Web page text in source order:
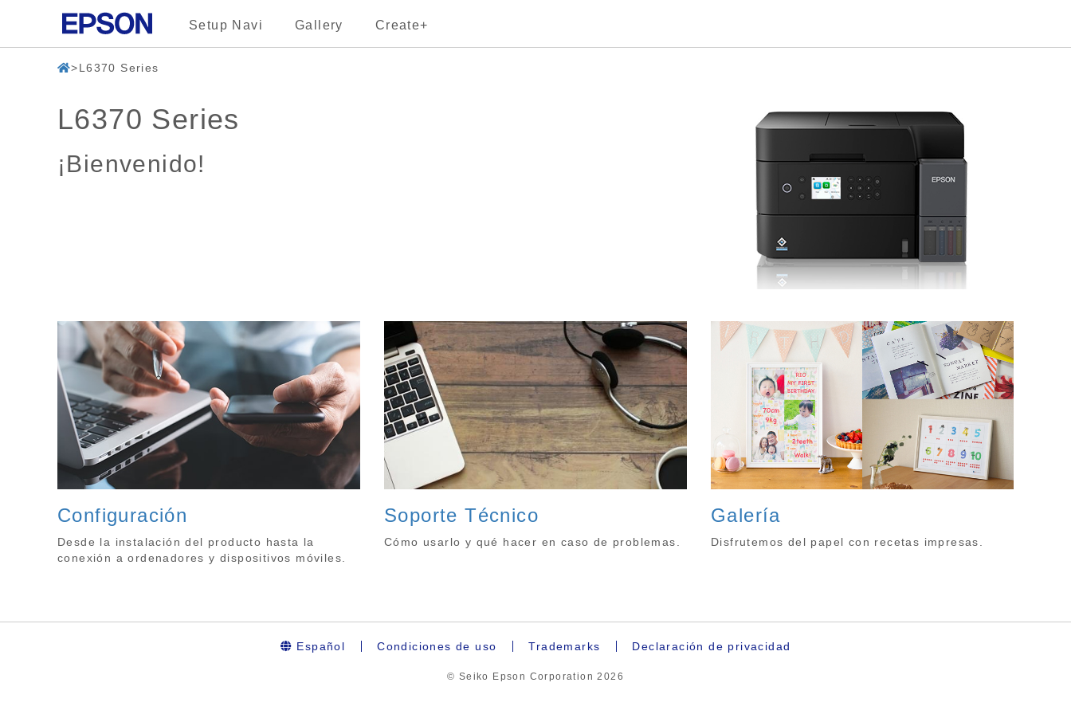
Setup Navi Gallery Create+
L6370 Series
L6370 Series
¡Bienvenido!
Configuración
Desde la instalación del producto hasta la
conexión a ordenadores y dispositivos móviles.
Soporte Técnico
Cómo usarlo y qué hacer en caso de problemas.
Galería
Disfrutemos del papel con recetas impresas.
Español Condiciones de uso Trademarks Declaración de privacidad
© Seiko Epson Corporation2026